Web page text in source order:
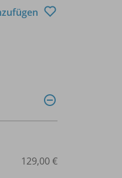
129,00 €